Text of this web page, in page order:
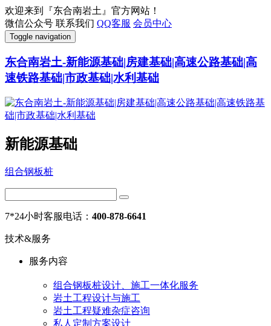
欢迎来到『东合南岩土』官方网站！
微信公众号 联系我们 QQ客服 会员中心
Toggle navigation
东合南岩土-新能源基础|房建基础|高速公路基础|高
速铁路基础|市政基础|水利基础
新能源基础
组合钢板桩
7*24小时客服电话： 400-878-6641
技术&服务
服务内容
组合钢板桩设计、施工一体化服务
岩土工程设计与施工
岩土工程疑难杂症咨询
私人定制方案设计